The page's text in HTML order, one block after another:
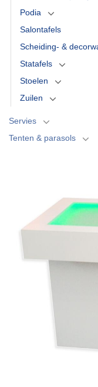
Podia
Salontafels
Scheiding- &
Statafels
Stoelen
Zuilen
Servies
Tenten & parasols